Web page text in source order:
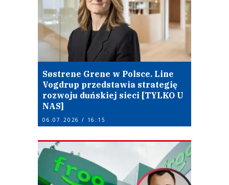
Søstrene Grene w Polsce. Line
Vogdrup przedstawia strategię
rozwoju duńskiej sieci [TYLKO U
NAS]
06.07.2026 / 16:15